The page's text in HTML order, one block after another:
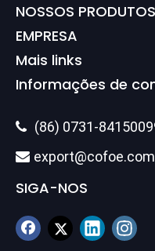
NOSSOS PRODUTOS
EMPRESA
Mais links
Informações de
 (86) 0731-
 export@cofoe.com
SIGA-NOS